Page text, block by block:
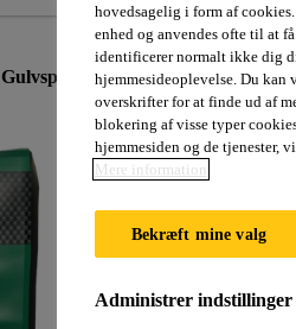
Gulvspartelmasse ZM
ZM
mm.
hovedsagelig i form af
enhed og anvendes ofte til at
identificerer normalt ikke dig
hjemmesideoplevelse. Du
overskrifter for at finde ud af
blokering af visse typer
hjemmesiden og de tjenester,
Mere information
Bekræft mine valg
Administrer indstillinger